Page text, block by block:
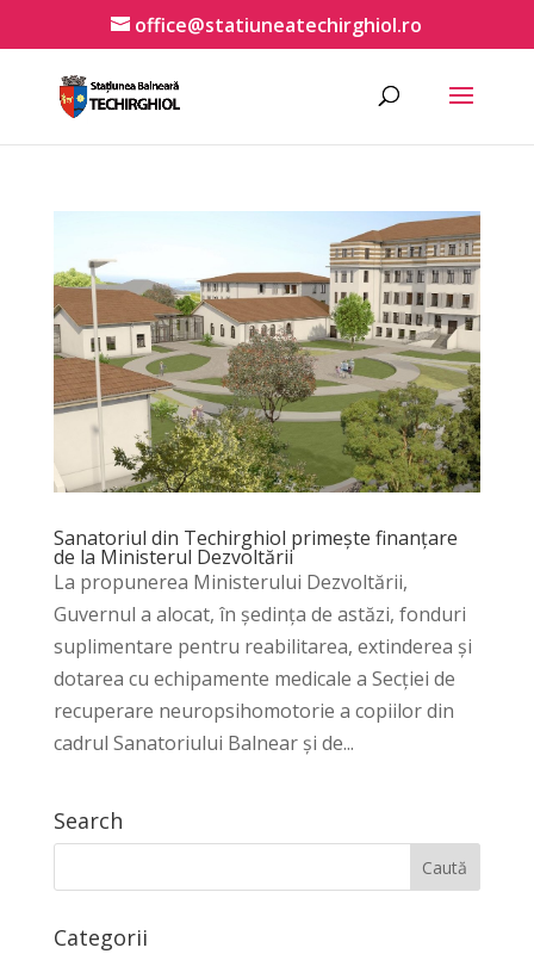
office@statiuneatechirghiol.ro
Sanatoriul din Techirghiol primește finanțare
de la Ministerul Dezvoltării
La propunerea Ministerului Dezvoltării,
Guvernul a alocat, în ședința de astăzi, fonduri
suplimentare pentru reabilitarea, extinderea și
dotarea cu echipamente medicale a Secției de
recuperare neuropsihomotorie a copiilor din
cadrul Sanatoriului Balnear și de...
Search
Categorii